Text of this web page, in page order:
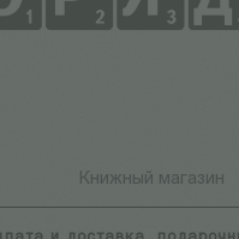
Книжный магазин